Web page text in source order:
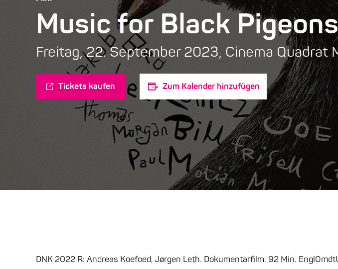
Music for Black
Freitag, 22. September 2023, Cinema Quadrat
Tickets kaufen Zum Kalender hinzufügen
DNK 2022 R: Andreas Koefoed, Jørgen Leth. Dokumentarfilm. 92 Min.